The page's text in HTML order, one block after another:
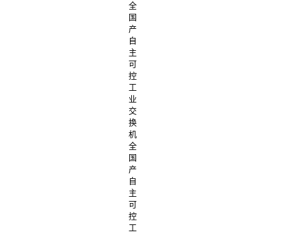
全
国
产
自
主
可
控
工
业
交
换
机
全
国
产
自
主
可
控
工